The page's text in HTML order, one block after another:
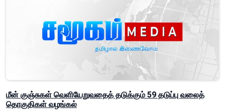
மீன் குஞ்சுகள் வெளியேறுவதைத் தடுக்கும் 59 தடுப்பு வலைத்
தொகுதிகள் வழங்கல்